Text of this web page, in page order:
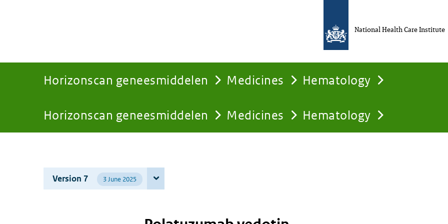
Horizonscan geneesmiddelen Medicines Hematology
You
here:
Horizonscan geneesmiddelen Medicines Hematology
National Health Care Institute
Version 7 3 June 2025